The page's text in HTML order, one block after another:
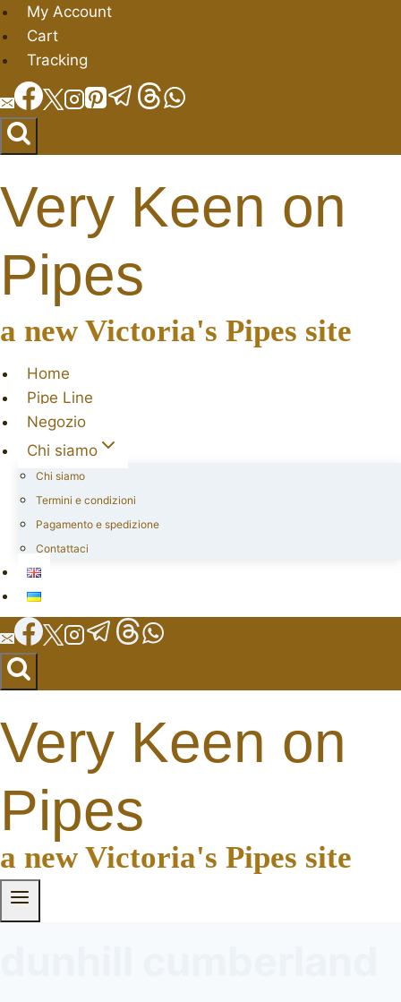
Salta
al
contenuto
My Account
Cart
Tracking
Very Keen on
Pipes
a new Victoria's Pipes site
Home
Pipe Line
Negozio
Chi siamo
Chi siamo
Termini e condizioni
Pagamento e spedizione
Contattaci
Very Keen on
Pipes
a new Victoria's Pipes site